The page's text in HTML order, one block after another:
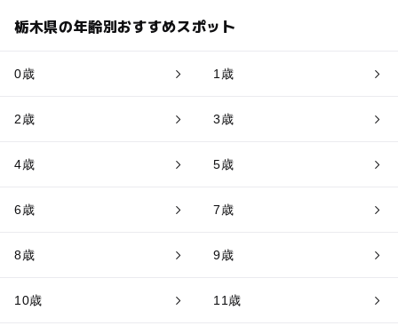
栃木県の年齢別おすすめスポット
0歳 1歳
2歳 3歳
4歳 5歳
6歳 7歳
8歳 9歳
10歳 11歳